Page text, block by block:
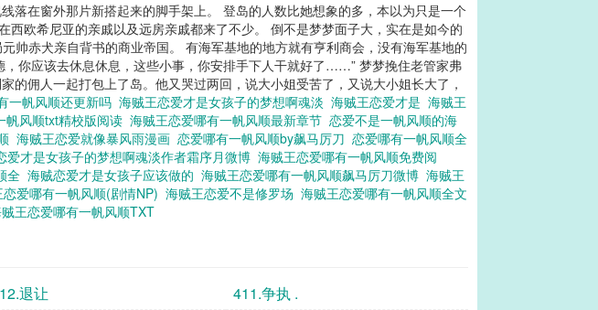
落在窗外那片新搭起来的脚手架上。 登岛的人数比她想象的多，本以为只是一个
欧希尼亚的亲戚以及远房亲戚都来了不少。 倒不是梦梦面子大，实在是如今的
赤犬亲自背书的商业帝国。 有海军基地的地方就有亨利商会，没有海军基地的
你应该去休息休息，这些小事，你安排手下人干就好了……” 梦梦挽住老管家弗
佣人一起打包上了岛。他又哭过两回，说大小姐受苦了，又说大小姐长大了，
一帆风顺还更新吗 海贼王恋爱才是女孩子的梦想啊魂淡 海贼王恋爱才是 海贼王
帆风顺txt精校版阅读 海贼王恋爱哪有一帆风顺最新章节 恋爱不是一帆风顺的海
海贼王恋爱就像暴风雨漫画 恋爱哪有一帆风顺by飙马厉刀 恋爱哪有一帆风顺全
爱才是女孩子的梦想啊魂淡作者霜序月微博 海贼王恋爱哪有一帆风顺免费阅
全 海贼恋爱才是女孩子应该做的 海贼王恋爱哪有一帆风顺飙马厉刀微博 海贼王
爱哪有一帆风顺(剧情NP) 海贼王恋爱不是修罗场 海贼王恋爱哪有一帆风顺全文
王恋爱哪有一帆风顺TXT
退让 411.争执 .